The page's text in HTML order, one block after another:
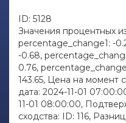
ID: 5128
Значения процентных
percentage_change1: -
-0.68,
0.76,
143.65, Цена на момент
дата: 2024-11-01
11-01 08:00:00,
сходства: ID: 116,